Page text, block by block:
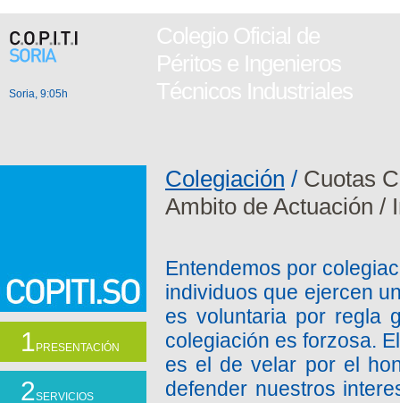
Soria, 9:05h
Colegio Oficial de
Péritos e Ingenieros
Técnicos Industriales
1 PRESENTACIÓN
2SERVICIOS
Colegiación / Cuotas
Ambito de Actuación /
Entendemos por
individuos que ejercen
es voluntaria por regla
colegiación es forzosa.
es el de velar por el
defender nuestros